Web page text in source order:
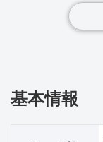
基本情報